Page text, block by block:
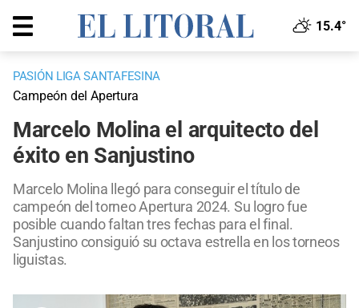
15.4°
PASIÓN LIGA SANTAFESINA
Campeón del Apertura
Marcelo Molina el arquitecto del
éxito en Sanjustino
Marcelo Molina llegó para conseguir el título de
campeón del torneo Apertura 2024. Su logro fue
posible cuando faltan tres fechas para el final.
Sanjustino consiguió su octava estrella en los torneos
liguistas.